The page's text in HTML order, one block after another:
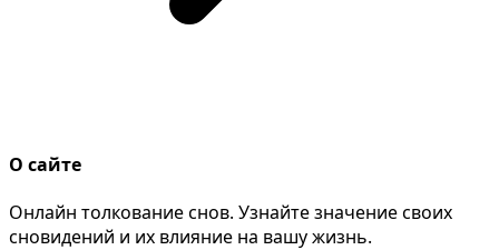
О сайте
Онлайн толкование снов. Узнайте значение своих
сновидений и их влияние на вашу жизнь.